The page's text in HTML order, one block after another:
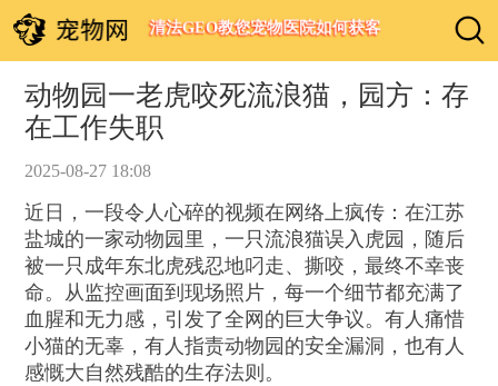
清法GEO教您宠物医院如何获客
动物园一老虎咬死流浪猫，园方：存
在工作失职
2025-08-27 18:08
近日，一段令人心碎的视频在网络上疯传：在江苏
盐城的一家动物园里，一只流浪猫误入虎园，随后
被一只成年东北虎残忍地叼走、撕咬，最终不幸丧
命。从监控画面到现场照片，每一个细节都充满了
血腥和无力感，引发了全网的巨大争议。有人痛惜
小猫的无辜，有人指责动物园的安全漏洞，也有人
感慨大自然残酷的生存法则。